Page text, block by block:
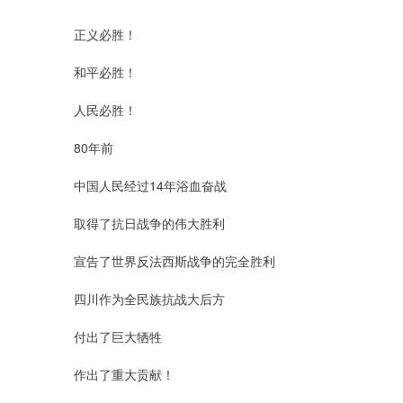
正义必胜！
和平必胜！
人民必胜！
80年前
中国人民经过14年浴血奋战
取得了抗日战争的伟大胜利
宣告了世界反法西斯战争的完全胜利
四川作为全民族抗战大后方
付出了巨大牺牲
作出了重大贡献！